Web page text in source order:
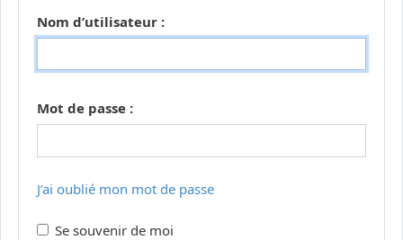
Nom d’utilisateur :
Mot de passe :
J’ai oublié mon mot de passe
Se souvenir de moi